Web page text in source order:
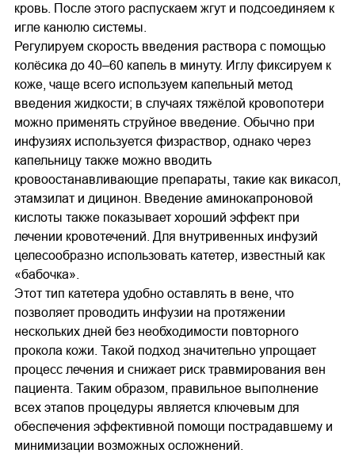
кровь. После этого распускаем жгут и подсоединяем к
игле канюлю системы.
Регулируем скорость введения раствора с помощью
колёсика до 40–60 капель в минуту. Иглу фиксируем к
коже, чаще всего используем капельный метод
введения жидкости; в случаях тяжёлой кровопотери
можно применять струйное введение. Обычно при
инфузиях используется физраствор, однако через
капельницу также можно вводить
кровоостанавливающие препараты, такие как викасол,
этамзилат и дицинон. Введение аминокапроновой
кислоты также показывает хороший эффект при
лечении кровотечений. Для внутривенных инфузий
целесообразно использовать катетер, известный как
«бабочка».
Этот тип катетера удобно оставлять в вене, что
позволяет проводить инфузии на протяжении
нескольких дней без необходимости повторного
прокола кожи. Такой подход значительно упрощает
процесс лечения и снижает риск травмирования вен
пациента. Таким образом, правильное выполнение
всех этапов процедуры является ключевым для
обеспечения эффективной помощи пострадавшему и
минимизации возможных осложнений.